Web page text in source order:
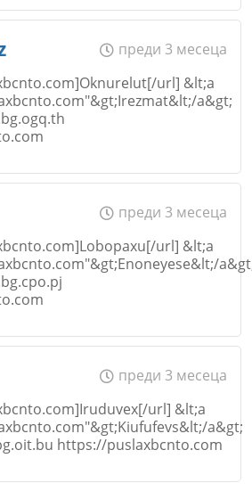
Откажи
Откажи
Откажи
преди 3 месеца
url] &lt;a
a&gt;
преди 3 месеца
url] &lt;a
преди 3 месеца
url] &lt;a
a&gt;
https://puslaxbcnto.com